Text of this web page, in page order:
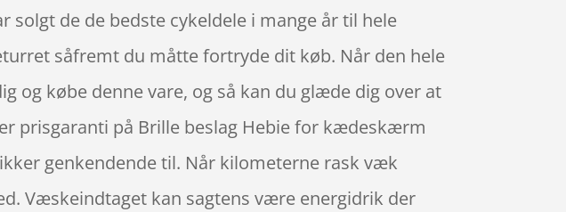
de de bedste cykeldele i mange år til hele
såfremt du måtte fortryde dit køb. Når den hele
og købe denne vare, og så kan du glæde dig over at
prisgaranti på Brille beslag Hebie for kædeskærm
genkendende til. Når kilometerne rask væk
Væskeindtaget kan sagtens være energidrik der